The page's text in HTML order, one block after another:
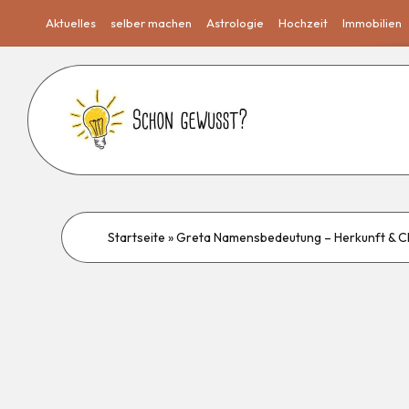
Aktuelles selber machen Astrologie Hochzeit Immobilien
Startseite »Greta Namensbedeutung – Herkunft &